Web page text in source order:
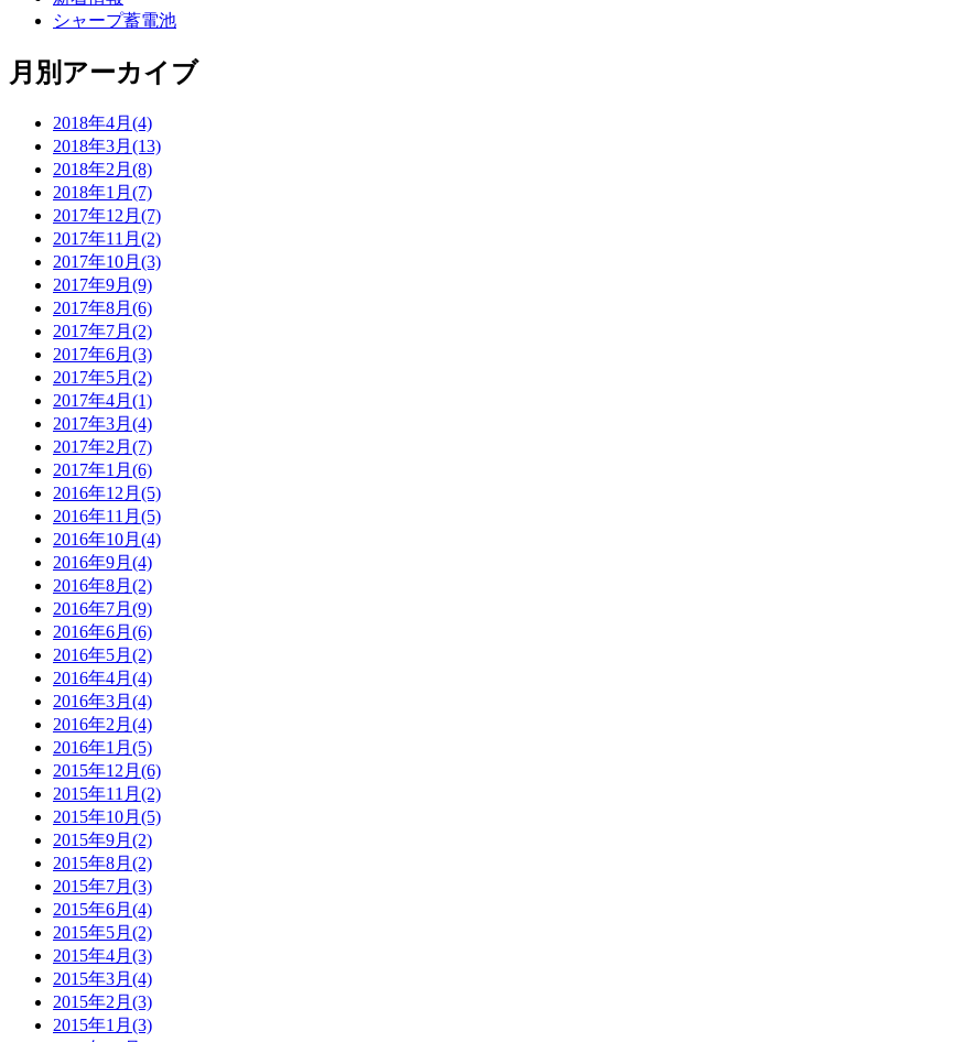
シャープ蓄電池
月別アーカイブ
2018年4月(4)
2018年3月(13)
2018年2月(8)
2018年1月(7)
2017年12月(7)
2017年11月(2)
2017年10月(3)
2017年9月(9)
2017年8月(6)
2017年7月(2)
2017年6月(3)
2017年5月(2)
2017年4月(1)
2017年3月(4)
2017年2月(7)
2017年1月(6)
2016年12月(5)
2016年11月(5)
2016年10月(4)
2016年9月(4)
2016年8月(2)
2016年7月(9)
2016年6月(6)
2016年5月(2)
2016年4月(4)
2016年3月(4)
2016年2月(4)
2016年1月(5)
2015年12月(6)
2015年11月(2)
2015年10月(5)
2015年9月(2)
2015年8月(2)
2015年7月(3)
2015年6月(4)
2015年5月(2)
2015年4月(3)
2015年3月(4)
2015年2月(3)
2015年1月(3)